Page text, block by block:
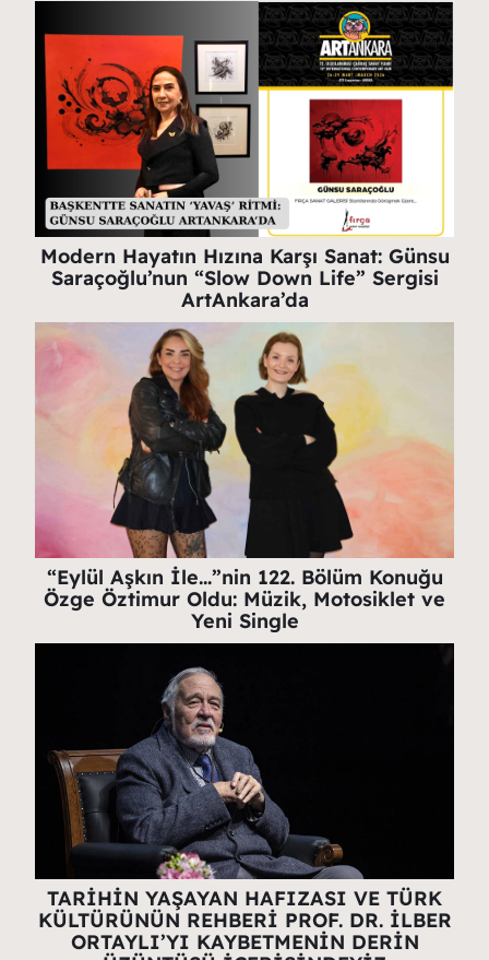
Modern Hayatın Hızına Karşı Sanat: Günsu
Saraçoğlu’nun “Slow Down Life” Sergisi
ArtAnkara’da
“Eylül Aşkın İle…”nin 122. Bölüm Konuğu
Özge Öztimur Oldu: Müzik, Motosiklet ve
Yeni Single
TARİHİN YAŞAYAN HAFIZASI VE TÜRK
KÜLTÜRÜNÜN REHBERİ PROF. DR. İLBER
ORTAYLI’YI KAYBETMENİN DERİN